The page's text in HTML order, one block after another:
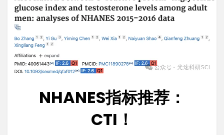
NHANES指标推荐：
CTI！